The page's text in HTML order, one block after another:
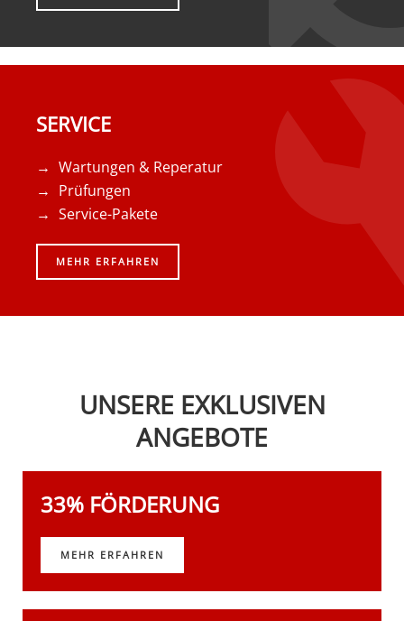
SERVICE
Wartungen & Reperatur
Prüfungen
Service-Pakete
MEHR ERFAHREN
UNSERE EXKLUSIVEN
ANGEBOTE
33% FÖRDERUNG
MEHR ERFAHREN